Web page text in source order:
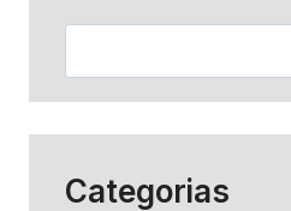
Categorias